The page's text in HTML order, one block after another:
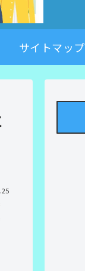
サイトマップ